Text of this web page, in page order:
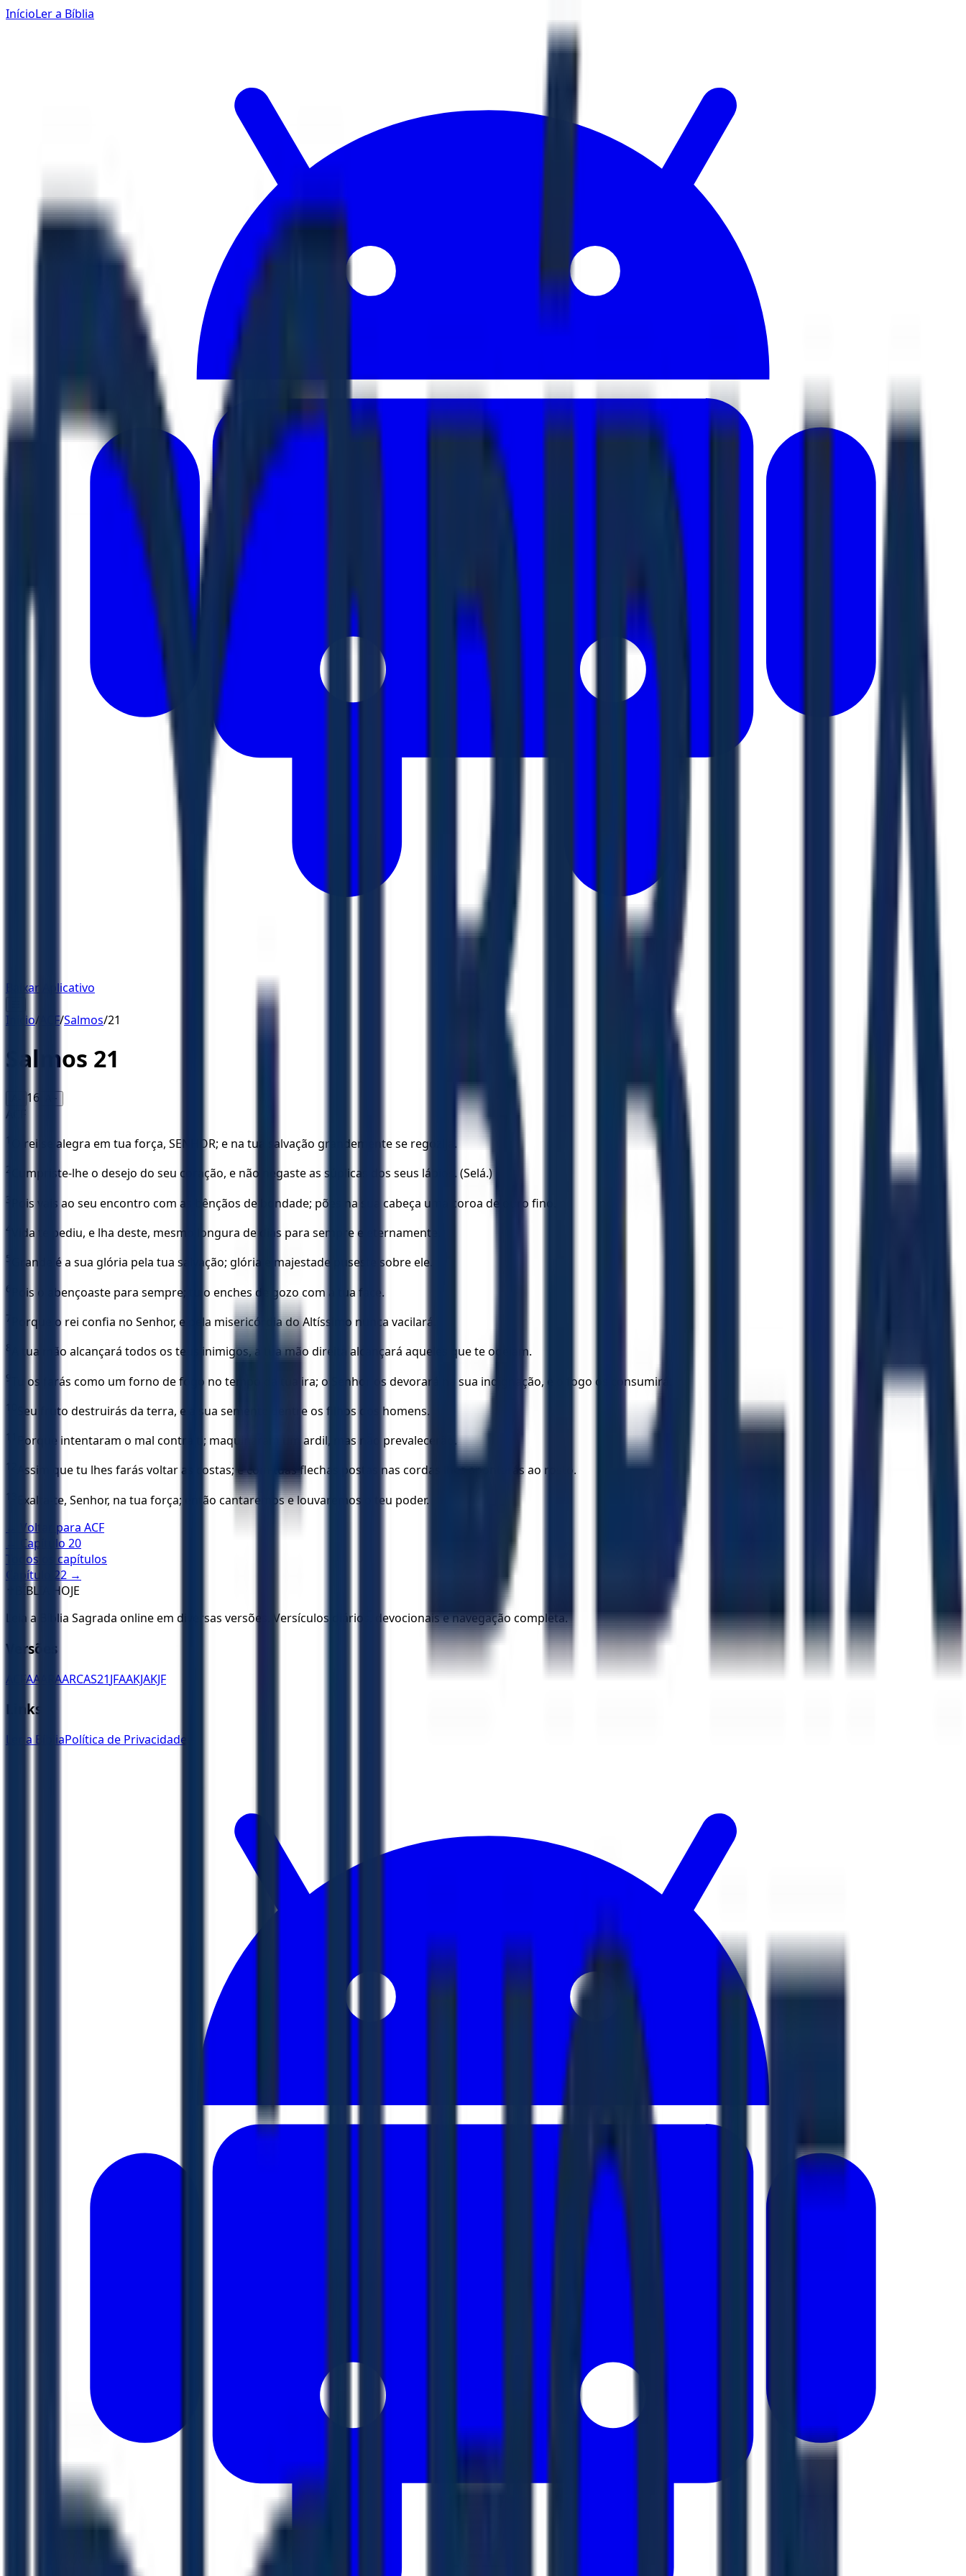
InícioLer a Bíblia
Baixar Aplicativo
Início/ ACF/Salmos/21
Salmos 21
16 A+
ACF
1 O rei se alegra em tua força, SENHOR; e na tua salvação grandemente se regozija.
2 Cumpriste-lhe o desejo do seu coração, e não negaste as súplicas dos seus lábios. (Selá.)
3 Pois vais ao seu encontro com as bênçãos de bondade; pões na sua cabeça uma coroa de ouro fino.
4 Vida te pediu, e lha deste, mesmo longura de dias para sempre e eternamente.
5 Grande é a sua glória pela tua salvação; glória e majestade puseste sobre ele.
6 Pois o abençoaste para sempre; tu o enches de gozo com a tua face.
7 Porque o rei confia no Senhor, e pela misericórdia do Altíssimo nunca vacilará.
8 A tua mão alcançará todos os teus inimigos, a tua mão direita alcançará aqueles que te odeiam.
9 Tu os farás como um forno de fogo no tempo da tua ira; o Senhor os devorará na sua indignação, e o fogo os consumirá.
10 Seu fruto destruirás da terra, e a sua semente dentre os filhos dos homens.
11 Porque intentaram o mal contra ti; maquinaram um ardil, mas não prevalecerão.
12 Assim que tu lhes farás voltar as costas; e com tuas flechas postas nas cordas lhes apontarás ao rosto.
13
Exalta-te, Senhor, na tua força; então cantaremos e louvaremos o teu poder.
← Voltar para ACF
← Capítulo 20
Todos os capítulos
Capítulo
22 →
BÍBLIA HOJE
Leia a Bíblia Sagrada online em diversas versões. Versículos diários, devocionais e navegação completa.
Versões
ACFAA ARAARCAS21JFAAKJAKJF
Links
Ler a BíbliaPolítica de Privacidade